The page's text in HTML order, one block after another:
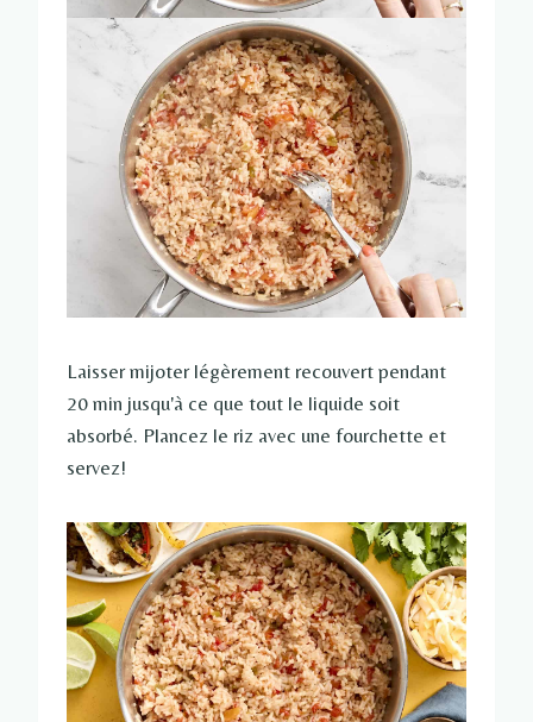
Laisser mijoter légèrement recouvert pendant
20 min jusqu'à ce que tout le liquide soit
absorbé. Plancez le riz avec une fourchette et
servez!